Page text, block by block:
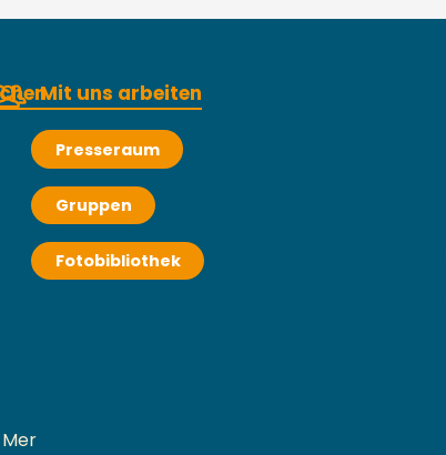
Mit uns arbeiten
Presseraum
Gruppen
Fotobibliothek